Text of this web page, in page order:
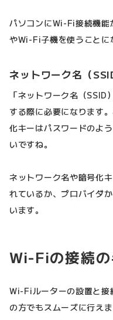
パソコンにWi-Fi接続機能
やWi-Fi子機を使うことに
ネットワーク名（
「ネットワーク名（
する際に必要になります
化キーはパスワードのよ
いですね。
ネットワーク名や暗号化
れているか、プロバイダ
います。
Wi-Fiの接続
Wi-Fiルーターの設置と接
の方でもスムーズに行えま